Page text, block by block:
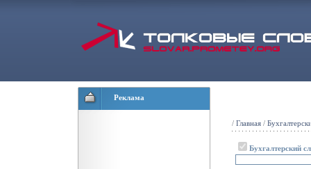
Реклама
/ Главная /
Бухгалтерский